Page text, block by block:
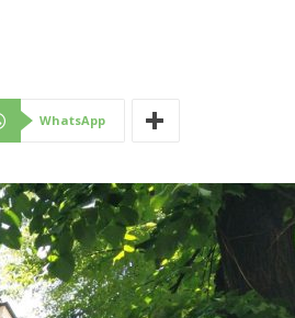
Mantova
WhatsApp